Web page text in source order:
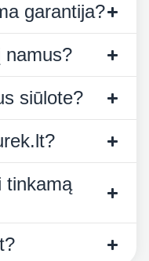
garantija?
namus?
siūlote?
tinkamą